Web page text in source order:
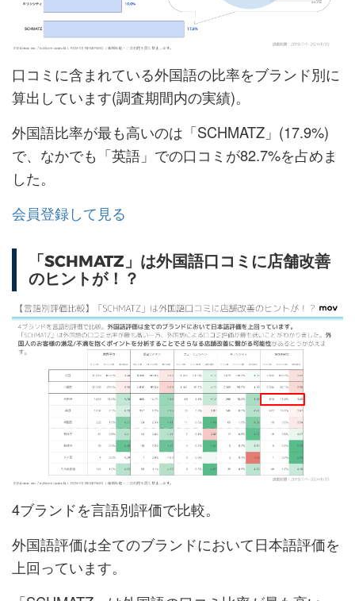
口コミに含まれている外国語の比率をブランド別に
算出しています(調査期間内の実績)。
外国語比率が最も高いのは「SCHMATZ」(17.9%)
で、なかでも「英語」での口コミが82.7%を占めま
した。
会員登録して見る
「SCHMATZ」は外国語口コミに店舗改善
のヒントが！？
4ブランドを言語別評価で比較。
外国語評価は全てのブランドにおいて日本語評価を
上回っています。